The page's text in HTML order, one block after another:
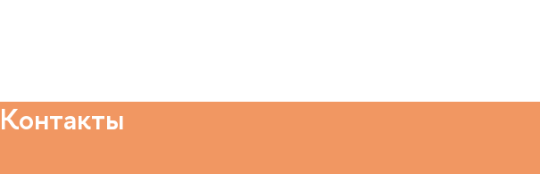
Контакты